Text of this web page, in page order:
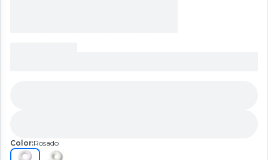
Color:Rosado